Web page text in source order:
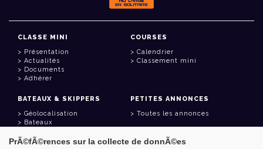
CLASSE MINI
Présentation
Actualités
Documents
Adhérer
COURSES
Calendrier
Classement mini
BATEAUX & SKIPPERS
Géolocalisation
Bateaux
PETITES ANNONCES
Toutes les annonces
PrÃ©fÃ©rences sur la collecte de donnÃ©es